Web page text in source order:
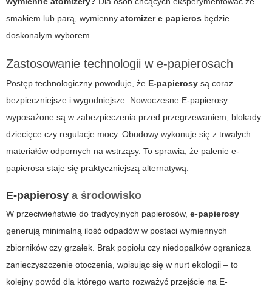
smakiem lub parą, wymienny atomizer e papieros będzie
doskonałym wyborem.
Zastosowanie technologii w e-papierosach
Postęp technologiczny powoduje, że E-papierosy są coraz
bezpieczniejsze i wygodniejsze. Nowoczesne E-papierosy
wyposażone są w zabezpieczenia przed przegrzewaniem, blokady
dziecięce czy regulacje mocy. Obudowy wykonuje się z trwałych
materiałów odpornych na wstrząsy. To sprawia, że palenie e-
papierosa staje się praktyczniejszą alternatywą.
E-papierosy a środowisko
W przeciwieństwie do tradycyjnych papierosów, e-papierosy
generują minimalną ilość odpadów w postaci wymiennych
zbiorników czy grzałek. Brak popiołu czy niedopałków ogranicza
zanieczyszczenie otoczenia, wpisując się w nurt ekologii – to
kolejny powód dla którego warto rozważyć przejście na E-